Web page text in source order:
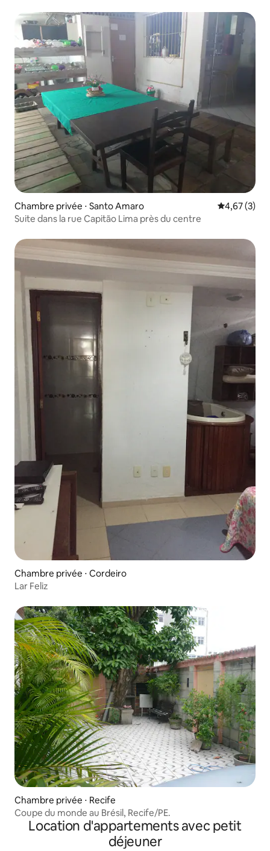
Chambre privée ⋅ Santo Amaro Évaluation
4,67 (3)
Suite dans la rue Capitão Lima près du centre
Chambre privée ⋅ Cordeiro
Lar Feliz
Chambre privée ⋅ Recife
Coupe du monde au Brésil, Recife/PE.
Location d'appartements avec petit
déjeuner